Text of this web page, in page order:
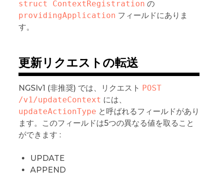
struct ContextRegistration の
providingApplication フィールドにありま
す。
更新リクエストの転送
NGSIv1 (非推奨) では、リクエスト POST
/v1/updateContext には、
updateActionType と呼ばれるフィールドがあり
ます。このフィールドは5つの異なる値を取ること
ができます :
UPDATE
APPEND